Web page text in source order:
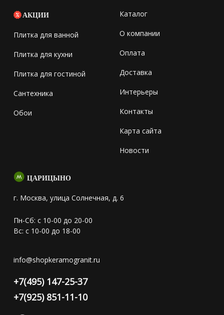
АКЦИИ
Плитка для ванной
Плитка для кухни
Плитка для гостиной
Сантехника
Обои
Каталог
О компании
Оплата
Доставка
Интерьеры
Контакты
Карта сайта
Новости
ЦАРИЦЫНО
г. Москва, улица Солнечная, д. 6
Пн-Сб: с 10-00 до 20-00
Вс: с 10-00 до 18-00
info@shopkeramogranit.ru
+7(495) 147-25-37
+7(925) 851-11-10